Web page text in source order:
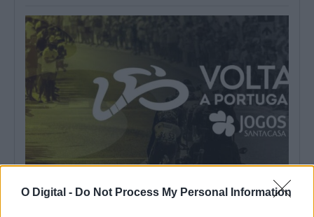
O Digital - Do Not Process My Personal Information
Volta: Etapa mais longa com final em Elvas é a última talhada